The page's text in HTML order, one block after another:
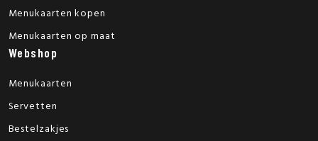
Menukaarten kopen
Menukaarten op maat
Webshop
Menukaarten
Servetten
Bestelzakjes